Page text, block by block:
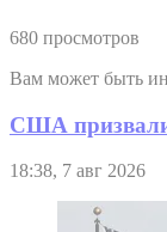
680 просмотров
Вам может быть
США призвали
18:38, 7 авг 2026